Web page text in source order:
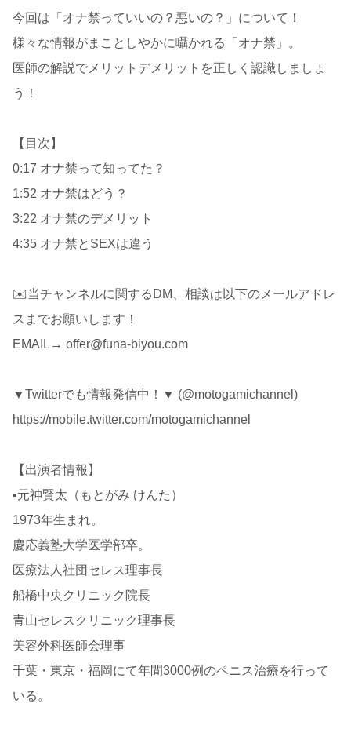
今回は「オナ禁っていいの？悪いの？」について！
様々な情報がまことしやかに囁かれる「オナ禁」。
医師の解説でメリットデメリットを正しく認識しましょ
う！
【目次】
0:17 オナ禁って知ってた？
1:52 オナ禁はどう？
3:22 オナ禁のデメリット
4:35 オナ禁とSEXは違う
✉️当チャンネルに関するDM、相談は以下のメールアドレ
スまでお願いします！
EMAIL→ offer@funa-biyou.com
▼Twitterでも情報発信中！▼ (@motogamichannel)
https://mobile.twitter.com/motogamichannel
【出演者情報】
▪️元神賢太（もとがみ けんた）
1973年生まれ。
慶応義塾大学医学部卒。
医療法人社団セレス理事長
船橋中央クリニック院長
青山セレスクリニック理事長
美容外科医師会理事
千葉・東京・福岡にて年間3000例のペニス治療を行って
いる。